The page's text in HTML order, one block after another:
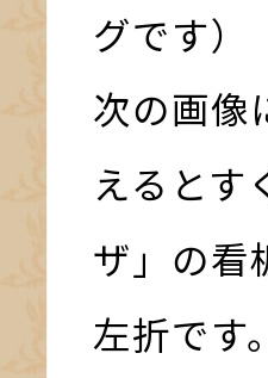
グです）
次の画像
えるとす
ザ」の看
左折です。